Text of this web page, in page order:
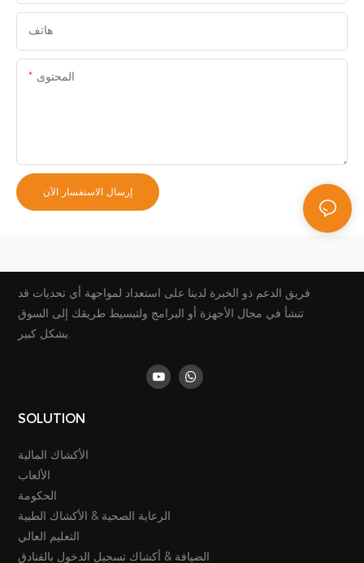
هاتف
المحتوى
إرسال الاستفسار الآن
فريق الدعم ذو الخبرة لدينا على استعداد لمواجهة أي تحديات قد
تنشأ في مجال الأجهزة أو البرامج ولتبسيط طريقك إلى السوق
بشكل كبير.
SOLUTION
الأكشاك المالية
الألعاب
الحكومة
الرعاية الصحية & الأكشاك الطبية
التعليم العالي
الضيافة & أكشاك تسجيل الدخول بالفنادق